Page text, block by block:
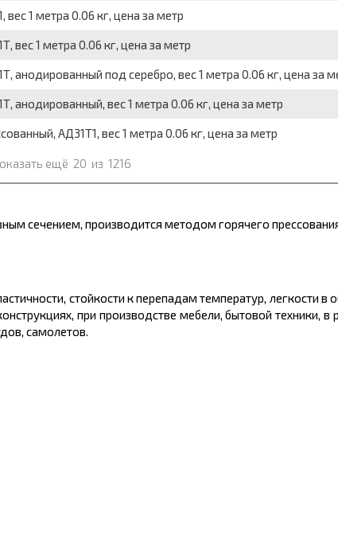
1 метра 0.06 кг, цена за метр
вес 1 метра 0.06 кг, цена за метр
под серебро, вес 1 метра 0.06 кг, цена за
анодированный, вес 1 метра 0.06 кг, цена за метр
АД31Т1, вес 1 метра 0.06 кг, цена за метр
ещё 20 из 1216
сечением, производится методом горячего
стойкости к перепадам температур, легкости
при производстве мебели, бытовой техники, в
самолетов.